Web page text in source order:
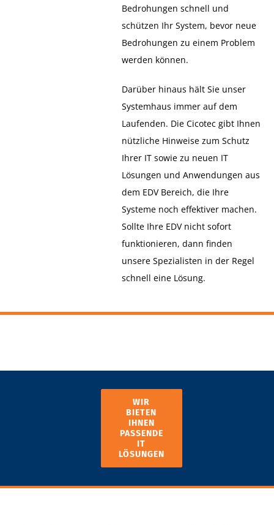
Bedrohungen schnell und
schützen Ihr System, bevor neue
Bedrohungen zu einem Problem
werden können.
Darüber hinaus hält Sie unser
Systemhaus immer auf dem
Laufenden. Die Cicotec gibt Ihnen
nützliche Hinweise zum Schutz
Ihrer IT sowie zu neuen IT
Lösungen und Anwendungen aus
dem EDV Bereich, die Ihre
Systeme noch effektiver machen.
Sollte Ihre EDV nicht sofort
funktionieren, dann finden
unsere Spezialisten in der Regel
schnell eine Lösung.
WIR
BIETEN
IHNEN
PASSENDE
IT
LÖSUNGEN